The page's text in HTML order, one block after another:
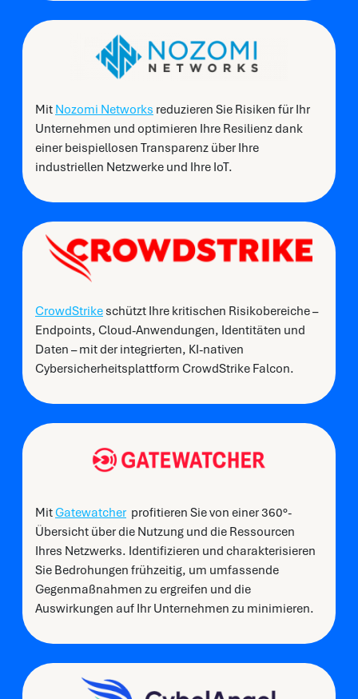
Mit Nozomi Networks reduzieren Sie Risiken für Ihr
Unternehmen und optimieren Ihre Resilienz dank
einer beispiellosen Transparenz über Ihre
industriellen Netzwerke und Ihre IoT.
CrowdStrike schützt Ihre kritischen Risikobereiche –
Endpoints, Cloud-Anwendungen, Identitäten und
Daten – mit der integrierten, KI-nativen
Cybersicherheitsplattform CrowdStrike Falcon.
MitGatewatcher profitieren Sie von einer 360°-
Übersicht über die Nutzung und die Ressourcen
Ihres Netzwerks. Identifizieren und charakterisieren
Sie Bedrohungen frühzeitig, um umfassende
Gegenmaßnahmen zu ergreifen und die
Auswirkungen auf Ihr Unternehmen zu minimieren.